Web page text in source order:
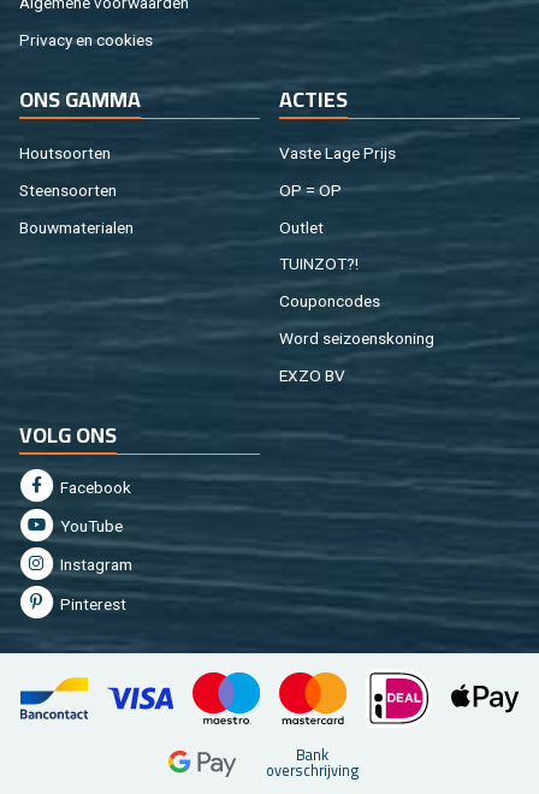
Pri­va­cy en coo­kies
ONS GAMMA
Hout­soor­ten
Steen­soor­ten
Bouw­ma­te­ri­a­len
AC­TIES
Vaste Lage Prijs
OP = OP
Out­let
TUIN­ZOT?!
Cou­pon­co­des
Word sei­zoens­ko­ning
EXZO BV
VOLG ONS
Fa­cebook
You­Tu­be
In­st­agram
Pin­te­rest
Bank
over­schrij­ving